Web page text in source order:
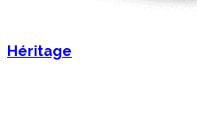
Héritage